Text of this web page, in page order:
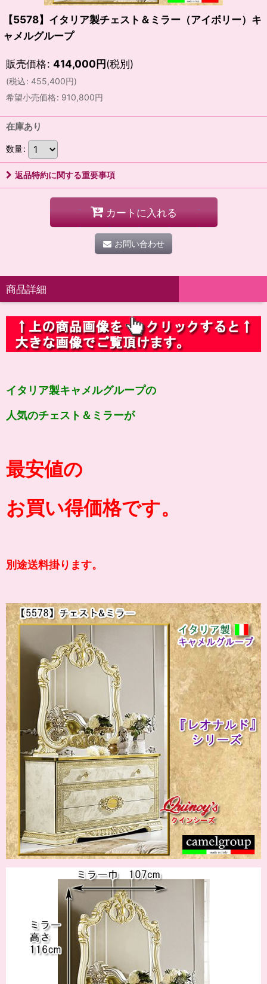
【5578】イタリア製チェスト＆ミラー（アイボリー）キ
ャメルグループ
販売価格: 414,000円(税別)
(税込: 455,400円)
希望小売価格: 910,800円
在庫あり
数量:
返品特約に関する重要事項
カートに入れる
お問い合わせ
商品詳細
イタリア製キャメルグループの
人気のチェスト＆ミラーが
最安値の
お買い得価格です。
別途送料掛ります。